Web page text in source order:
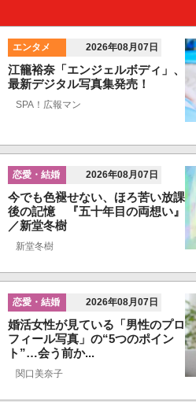
エンタメ 2026年08月07日
江籠裕奈「エンジェルボディ」、
最新デジタル写真集発売！
SPA！広報マン
恋愛・結婚 2026年08月07日
今でも色褪せない、ほろ苦い放課
後の記憶 『五十年目の両想い』
／新堂冬樹
新堂冬樹
恋愛・結婚 2026年08月07日
婚活女性が見ている「男性のプロ
フィール写真」の“5つのポイン
ト”…会う前か...
関口美奈子